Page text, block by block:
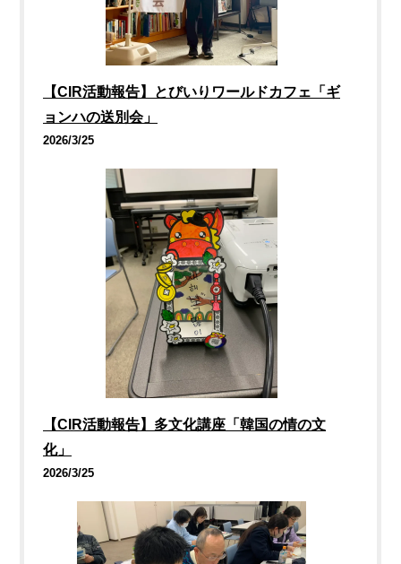
【CIR活動報告】とびいりワールドカフェ「ギ
ョンハの送別会」
2026/3/25
【CIR活動報告】多文化講座「韓国の情の文
化」
2026/3/25